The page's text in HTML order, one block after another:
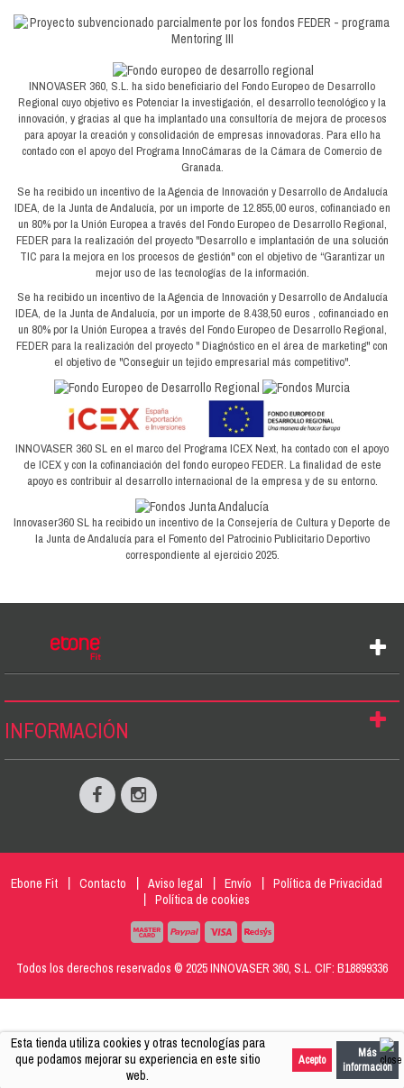
Esta tienda utiliza cookies y otras tecnologías para
que podamos mejorar su experiencia en este sitio
web.
Acepto
Más
información
CUERDA
M, NEGRO
INNOVASER 360, S.L. ha sido beneficiario del Fondo Europeo de Desarrollo
Regional cuyo objetivo es Potenciar la investigación, el desarrollo tecnológico y la
innovación, y gracias al que ha implantado una consultoría de mejora de procesos
para apoyar la creación y consolidación de empresas innovadoras. Para ello ha
contado con el apoyo del Programa InnoCámaras de la Cámara de Comercio de
Granada.
Se ha recibido un incentivo de la Agencia de Innovación y Desarrollo de Andalucía
IDEA, de la Junta de Andalucía, por un importe de 12.855,00 euros, cofinanciado en
un 80% por la Unión Europea a través del Fondo Europeo de Desarrollo Regional,
FEDER para la realización del proyecto "Desarrollo e implantación de una solución
TIC para la mejora en los procesos de gestión" con el objetivo de “Garantizar un
mejor uso de las tecnologías de la información.
Se ha recibido un incentivo de la Agencia de Innovación y Desarrollo de Andalucía
IDEA, de la Junta de Andalucía, por un importe de 8.438,50 euros , cofinanciado en
un 80% por la Unión Europea a través del Fondo Europeo de Desarrollo Regional,
FEDER para la realización del proyecto " Diagnóstico en el área de marketing" con
el objetivo de "Conseguir un tejido empresarial más competitivo".
INNOVASER 360 SL en el marco del Programa ICEX Next, ha contado con el apoyo
de ICEX y con la cofinanciación del fondo europeo FEDER. La finalidad de este
apoyo es contribuir al desarrollo internacional de la empresa y de su entorno.
Innovaser360 SL ha recibido un incentivo de la Consejería de Cultura y Deporte de
la Junta de Andalucía para el Fomento del Patrocinio Publicitario Deportivo
correspondiente al ejercicio 2025.
INFORMACIÓN
Ebone Fit Contacto Aviso legal Envío
Política de Privacidad
Política de cookies
Todos los derechos reservados © 2025 INNOVASER 360, S.L. CIF: B18899336